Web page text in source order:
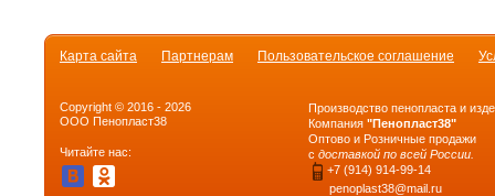
Карта сайта Партнерам Пользовательское соглашение
Copyright © 2016 - 2026
ООО Пенопласт38
Читайте нас:
Производство пенопласта и
Компания "Пенопласт38"
Оптово и Розничные продажи
с доставкой по всей России.
+7 (914) 914-99-14
penoplast38@mail.ru